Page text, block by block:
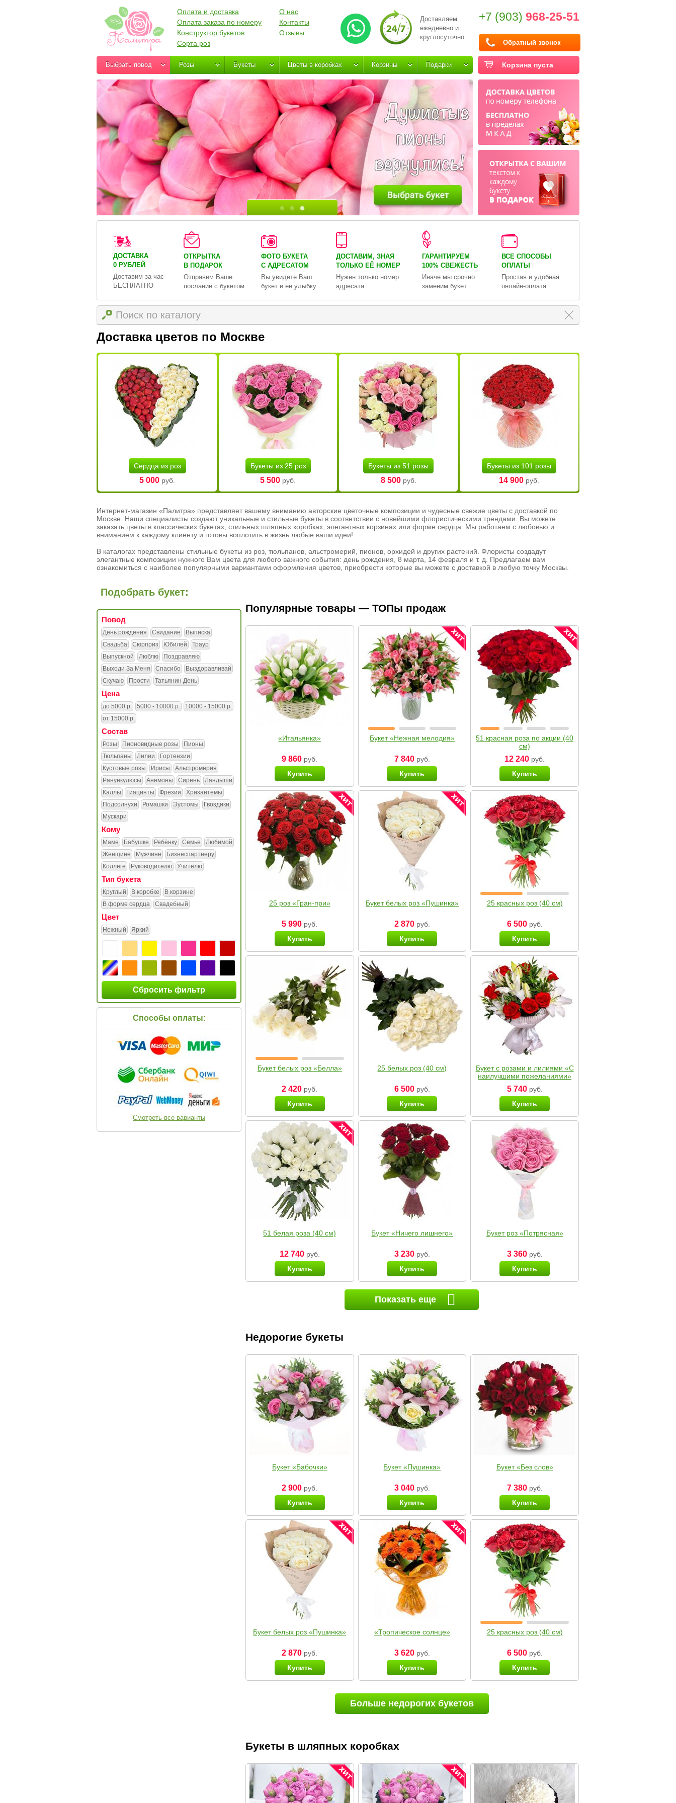
Доставляем
ежедневно и
круглосуточно
+7 (903) 968-25-51
Обратный звонок
Оплата и доставка
Оплата заказа по номеру
Конструктор букетов
Сорта роз
О нас
Контакты
Отзывы
Корзина пуста
Выбрать повод Розы Букеты Цветы в коробках Корзины Подарки
ДОСТАВКА
0 РУБЛЕЙ
Доставим за час
БЕСПЛАТНО
ОТКРЫТКА
В ПОДАРОК
Отправим Ваше
послание с букетом
ФОТО БУКЕТА
С АДРЕСАТОМ
Вы увидете Ваш
букет и её улыбку
ДОСТАВИМ, ЗНАЯ
ТОЛЬКО ЕЁ НОМЕР
Нужен только номер
адресата
ГАРАНТИРУЕМ
100% СВЕЖЕСТЬ
Иначе мы срочно
заменим букет
ВСЕ СПОСОБЫ
ОПЛАТЫ
Простая и удобная
онлайн-оплата
Доставка цветов по Москве
Сердца из роз
5 000 руб.
Букеты из 25 роз
5 500 руб.
Букеты из 51 розы
8 500руб.
Букеты из 101 розы
14 900руб.
Интернет-магазин «Палитра» представляет вашему вниманию авторские цветочные композиции и чудесные свежие цветы с доставкой по
Москве. Наши специалисты создают уникальные и стильные букеты в соответствии с новейшими флористическими трендами. Вы можете
заказать цветы в классических букетах, стильных шляпных коробках, элегантных корзинах или форме сердца. Мы работаем с любовью и
вниманием к каждому клиенту и готовы воплотить в жизнь любые ваши идеи!
В каталогах представлены стильные букеты из роз, тюльпанов, альстромерий, пионов, орхидей и других растений. Флористы создадут
элегантные композиции нужного Вам цвета для любого важного события: день рождения, 8 марта, 14 февраля и т. д. Предлагаем вам
ознакомиться с наиболее популярными вариантами оформления цветов, приобрести которые вы можете с доставкой в любую точку Москвы.
Подобрать букет:
Повод
День рождения Свидание
Выписка
Свадьба
Сюрприз Юбилей
Траур
Выпускной
Люблю
Поздравляю
Выходи За Меня
Спасибо
Выздоравливай
Скучаю
Прости Татьянин День
Цена
до 5000 р. 5000 - 10000 р.
10000 - 15000 р.
от 15000 р.
Состав
Розы Пионовидные розы
Пионы
Тюльпаны
Лилии
Гортензии
Кустовые розы
Ирисы
Альстромерия
Ранункулюсы
Анемоны Сирень
Ландыши
Каллы
Гиацинты Фрезии
Хризантемы
Подсолнухи
Ромашки Эустомы
Гвоздики
Мускари
Кому
Маме Бабушке Ребёнку Семье
Любимой
Женщине
Мужчине
Бизнеспартнеру
Коллеге
Руководителю Учителю
Тип букета
Круглый В коробке
В корзине
В форме сердца
Свадебный
Цвет
Нежный Яркий
Сбросить фильтр
Способы оплаты:
Смотреть все варианты
Популярные товары — ТОПы продаж
«Итальянка»
9 860 руб.
Купить
Букет «Нежная мелодия»
7 840руб.
Купить
51 красная роза по акции (40
см)
12 240 руб.
Купить
25 роз «Гран-при»
5 990 руб.
Купить
Букет белых роз «Пушинка»
2 870руб.
Купить
25 красных роз (40 см)
6 500руб.
Купить
Букет белых роз «Белла»
2 420 руб.
Купить
25 белых роз (40 см)
6 500руб.
Купить
Букет с розами и лилиями «С
наилучшими пожеланиями»
5 740руб.
Купить
51 белая роза (40 см)
12 740руб.
Купить
Букет «Ничего лишнего»
3 230руб.
Купить
Букет роз «Потрясная»
3 360руб.
Купить
Показать еще
Недорогие букеты
Букет «Бабочки»
2 900 руб.
Купить
Букет «Пушинка»
3 040руб.
Купить
Букет «Без слов»
7 380руб.
Купить
Букет белых роз «Пушинка»
2 870 руб.
Купить
«Тропическое солнце»
3 620руб.
Купить
25 красных роз (40 см)
6 500руб.
Купить
Больше недорогих букетов
Букеты в шляпных коробках